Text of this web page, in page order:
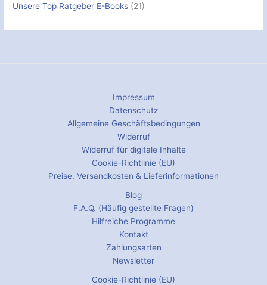
Unsere Top Ratgeber E-Books (21)
Impressum
Datenschutz
Allgemeine Geschäftsbedingungen
Widerruf
Widerruf für digitale Inhalte
Cookie-Richtlinie (EU)
Preise, Versandkosten & Lieferinformationen
Blog
F.A.Q. (Häufig gestellte Fragen)
Hilfreiche Programme
Kontakt
Zahlungsarten
Newsletter
Cookie-Richtlinie (EU)